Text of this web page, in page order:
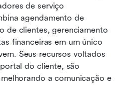
de serviço
agendamento de
de clientes, gerenciamento
financeiras em um único
Seus recursos voltados
do cliente, são
a comunicação e